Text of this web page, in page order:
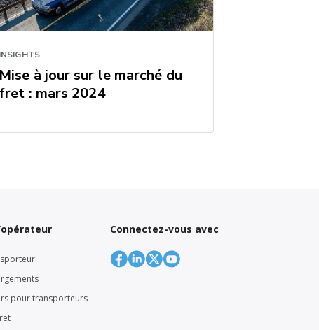
INSIGHTS
Mise à jour sur le marché du
fret : mars 2024
pour transporteurs
Connectez-vous avec